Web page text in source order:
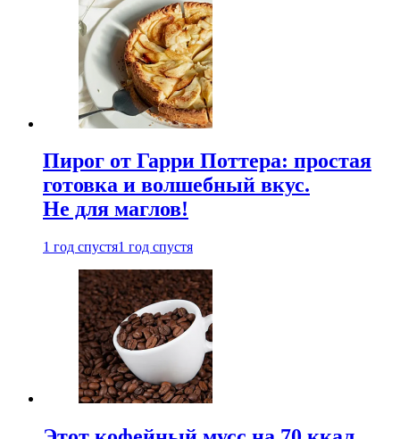
Пирог от Гарри Поттера: простая
готовка и волшебный вкус.
Не для маглов!
1 год спустя1 год спустя